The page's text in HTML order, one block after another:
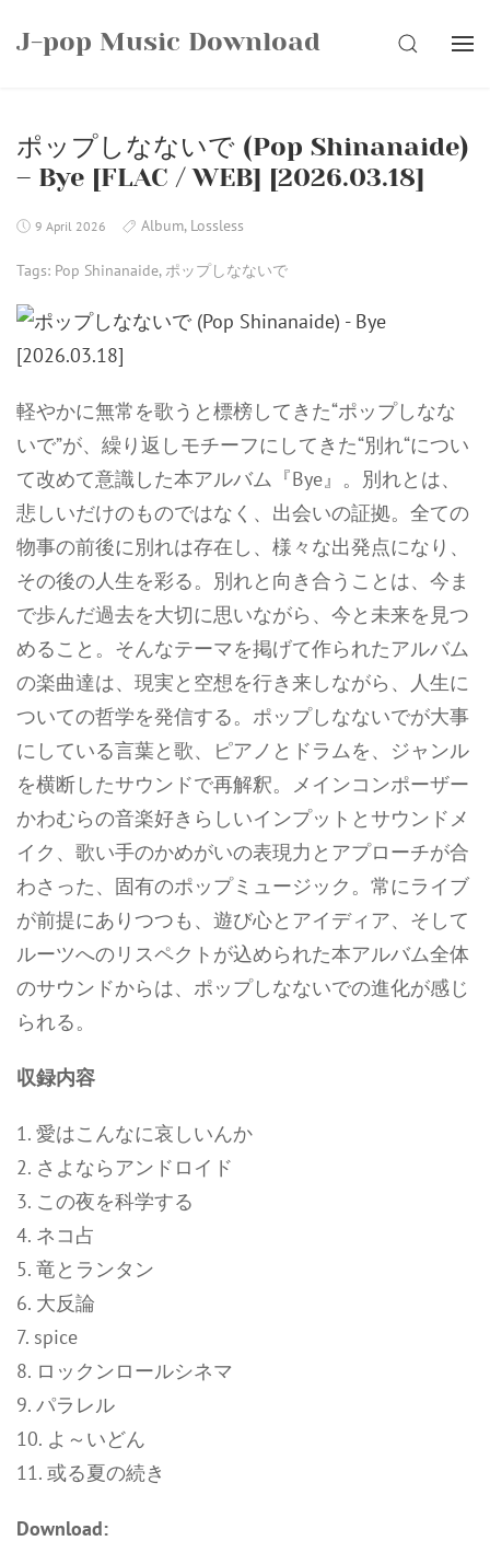
J-pop Music Download SEARCH
ポップしなないで (Pop Shinanaide)
– Bye [FLAC / WEB] [2026.03.18]
9 April 2026 Album, Lossless
Tags: Pop Shinanaide, ポップしなないで
軽やかに無常を歌うと標榜してきた“ポップしなな
いで”が、繰り返しモチーフにしてきた“別れ“につい
て改めて意識した本アルバム『Bye』。別れとは、
悲しいだけのものではなく、出会いの証拠。全ての
物事の前後に別れは存在し、様々な出発点になり、
その後の人生を彩る。別れと向き合うことは、今ま
で歩んだ過去を大切に思いながら、今と未来を見つ
めること。そんなテーマを掲げて作られたアルバム
の楽曲達は、現実と空想を行き来しながら、人生に
ついての哲学を発信する。ポップしなないでが大事
にしている言葉と歌、ピアノとドラムを、ジャンル
を横断したサウンドで再解釈。メインコンポーザー
かわむらの音楽好きらしいインプットとサウンドメ
イク、歌い手のかめがいの表現力とアプローチが合
わさった、固有のポップミュージック。常にライブ
が前提にありつつも、遊び心とアイディア、そして
ルーツへのリスペクトが込められた本アルバム全体
のサウンドからは、ポップしなないでの進化が感じ
られる。
収録内容
1. 愛はこんなに哀しいんか
2. さよならアンドロイド
3. この夜を科学する
4. ネコ占
5. 竜とランタン
6. 大反論
7. spice
8. ロックンロールシネマ
9. パラレル
10. よ～いどん
11. 或る夏の続き
Download: